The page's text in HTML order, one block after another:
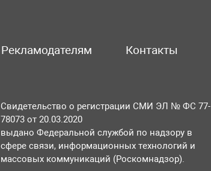
Рекламодателям Контакты
Свидетельство о регистрации СМИ ЭЛ № ФС 77-
78073 от 20.03.2020
выдано Федеральной службой по надзору в
сфере связи, информационных технологий и
массовых коммуникаций (Роскомнадзор).